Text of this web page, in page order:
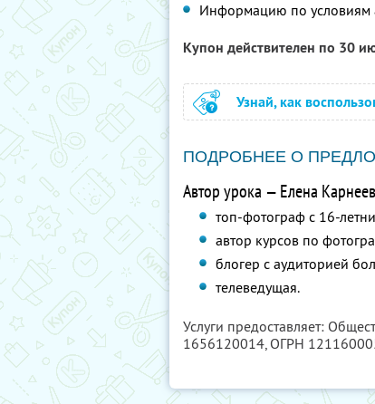
Информацию по условиям
Купон действителен по 30
Узнай, как
ПОДРОБНЕЕ О
Автор урока — Елена
топ-фотограф с 16-
автор курсов по
блогер с аудиторией
телеведущая.
Услуги предоставляет:
1656120014, ОГРН